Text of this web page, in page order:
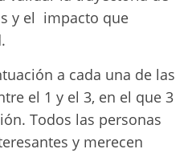
y el impacto que
a cada una de las
el 1 y el 3, en el que 3
Todos las personas
y merecen